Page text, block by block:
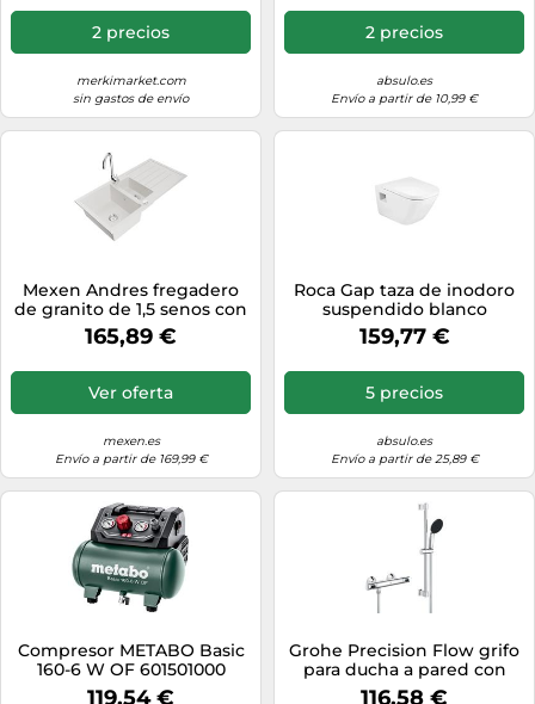
2 precios
merkimarket.com
sin gastos de envío
2 precios
absulo.es
Envío a partir de 10,99 €
Mexen Andres fregadero
de granito de 1,5 senos con
escurridor y grifo de cocina
Telma, blanco - 6515-20-
5907709160910
165,89 €
Ver oferta
mexen.es
Envío a partir de 169,99 €
Roca Gap taza de inodoro
suspendido blanco
A346477000
159,77 €
5 precios
absulo.es
Envío a partir de 25,89 €
Compresor METABO Basic
160-6 W OF 601501000
119,54 €
Grohe Precision Flow grifo
para ducha a pared con
termostato StarLight
116,58 €